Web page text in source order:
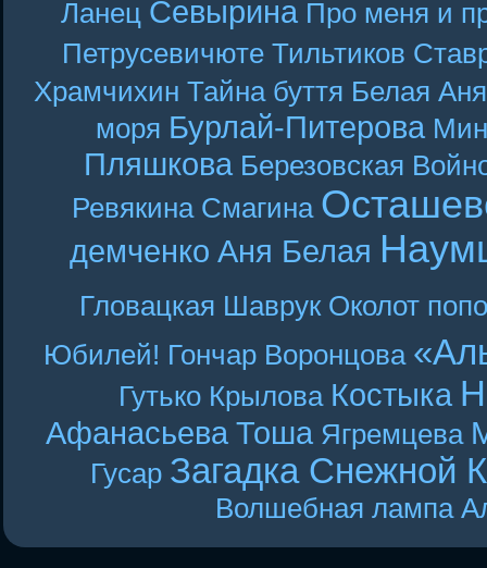
Ланец Севырина Про меня и
Петрусевичюте Тильтиков
Храмчихин Тайна буття Белая Аня
моря Бурлай-Питерова
Пляшкова Березовская
Ревякина Смагина
демченко Аня Белая
Гловацкая Шаврук Околот
Юбилей! Гончар Воронцова
Гутько Крылова Костыка
Афанасьева Тоша Ягремцева
Гусар Загадка Снежной
Волшебная лампа